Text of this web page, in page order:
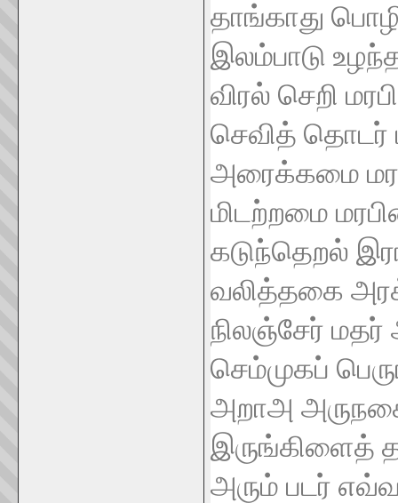
தாங்காது
இலம்பாடு
விரல் செறி
செவித் தொடர்
அரைக்கமை
மிடற்றமை
கடுந்தெறல்
வலித்தகை
நிலஞ்சேர் மதர்
செம்முகப்
அறாஅ
இருங்கிளைத்
அரும் படர்